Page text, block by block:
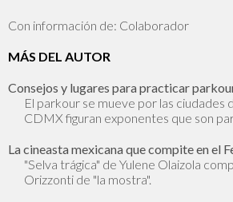
Con información de: Colaborador
MÁS DEL AUTOR
Consejos y lugares para practicar
El parkour se mueve por las ciudades
CDMX figuran exponentes que son
La cineasta mexicana que compite en el
"Selva trágica" de Yulene Olaizola
Orizzonti de "la mostra".